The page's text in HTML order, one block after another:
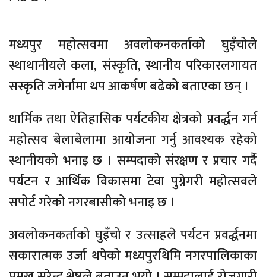
मध्यपुर महोत्सवमा अवलोकनकर्ताको घुइँचोले
स्थाथानीयले कला, संस्कृति, स्थानीय परिकारलगायत
सस्कृति जगेर्नामा थप आकर्षण बढेको बताएका छन् ।
धार्मिक तथा ऐतिहासिक पर्यटकीय क्षेत्रको प्रवर्द्धन गर्न
महोत्सव बेलाबेलामा आयोजना गर्नु आवश्यक रहेको
स्थानीयको भनाइ छ । सम्पदाको संरक्षण र प्रचार गर्दै
पर्यटन र आर्थिक विकासमा टेवा पुग्नेगरी महोत्सवले
सपोर्ट गरेको नगरबासीको भनाइ छ ।
अवलोकनकर्ताको घुइँचो र उत्साहले पर्यटन प्रवर्द्धनमा
सकारात्मक उर्जा थपेको मध्यपुरथिमि नगरपालिकाका